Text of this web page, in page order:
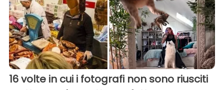
16 volte in cui i fotografi non sono riusciti